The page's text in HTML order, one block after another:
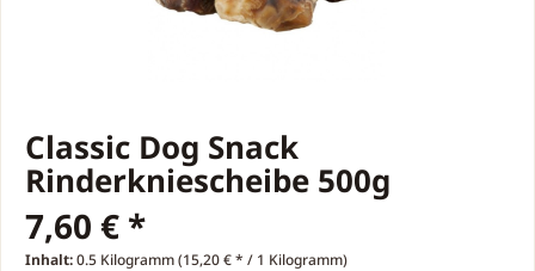
Classic Dog Snack
Rinderkniescheibe 500g
7,60 € *
Inhalt:0.5 Kilogramm (15,20 € * / 1 Kilogramm)